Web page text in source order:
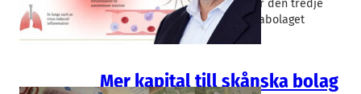
amerikanska storägaren. Det är den tredje
större nyemissionen som lundabolaget
genomför på…
Mer kapital till skånska bolag